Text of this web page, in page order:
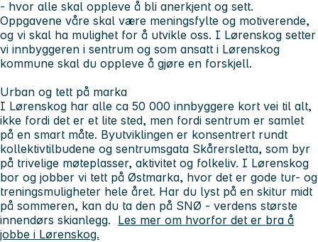
- hvor alle skal oppleve å bli anerkjent og sett.
Oppgavene våre skal være meningsfylte og motiverende,
og vi skal ha mulighet for å utvikle oss. I Lørenskog setter
vi innbyggeren i sentrum og som ansatt i Lørenskog
kommune skal du oppleve å gjøre en forskjell.
Urban og tett på marka
I Lørenskog har alle ca 50 000 innbyggere kort vei til alt,
ikke fordi det er et lite sted, men fordi sentrum er samlet
på en smart måte. Byutviklingen er konsentrert rundt
kollektivtilbudene og sentrumsgata Skårersletta, som byr
på trivelige møteplasser, aktivitet og folkeliv. I Lørenskog
bor og jobber vi tett på Østmarka, hvor det er gode tur- og
treningsmuligheter hele året. Har du lyst på en skitur midt
på sommeren, kan du ta den på SNØ - verdens største
innendørs skianlegg. Les mer om hvorfor det er bra å
jobbe i Lørenskog.